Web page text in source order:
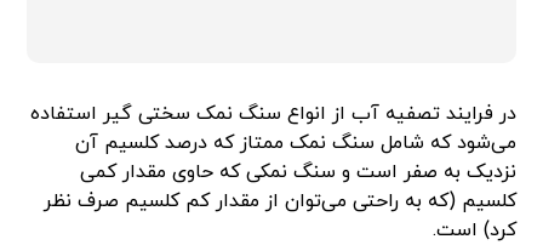
در فرایند تصفیه آب از انواع سنگ نمک سختی گیر استفاده
می‌شود که شامل سنگ نمک ممتاز که درصد کلسیم آن
نزدیک به صفر است و سنگ نمکی که حاوی مقدار کمی
کلسیم (که به راحتی می‌توان از مقدار کم کلسیم صرف نظر
کرد) است.